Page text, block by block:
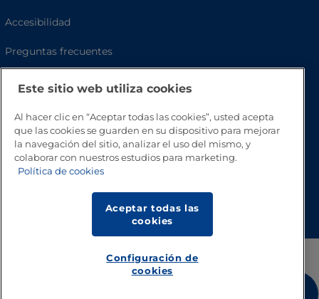
Accesibilidad
Preguntas frecuentes
Este sitio web utiliza cookies
Al hacer clic en “Aceptar todas las cookies”, usted acepta
que las cookies se guarden en su dispositivo para mejorar
la navegación del sitio, analizar el uso del mismo, y
colaborar con nuestros estudios para marketing.
Política de cookies
Aceptar todas las
cookies
Configuración de
cookies